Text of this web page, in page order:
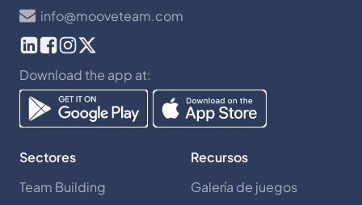
info@mooveteam.com
Download the app at:
Sectores
Team Building
Recursos
Galería de juegos